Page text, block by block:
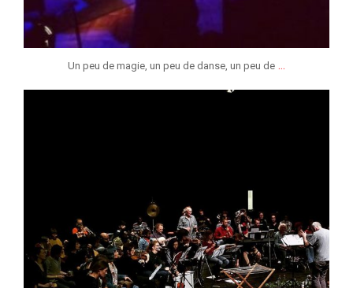
Un peu de magie, un peu de danse, un peu de ...